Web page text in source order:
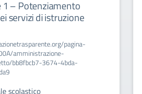
– Potenziamento
servizi di istruzione
pagina-
amministrazione-
bb8fbcb7-3674-4bda-
scolastico